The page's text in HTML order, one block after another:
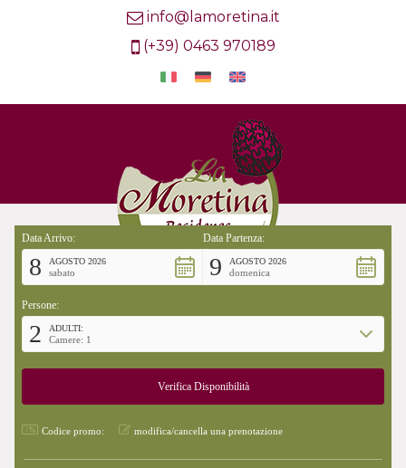
info@lamoretina.it
(+39) 0463 970189
Data Arrivo:
8 AGOSTO 2026
sabato
Data Partenza:
9 AGOSTO 2026
domenica
Persone:
2 ADULTI:
Camere: 1
Codice promo: modifica/cancella una prenotazione